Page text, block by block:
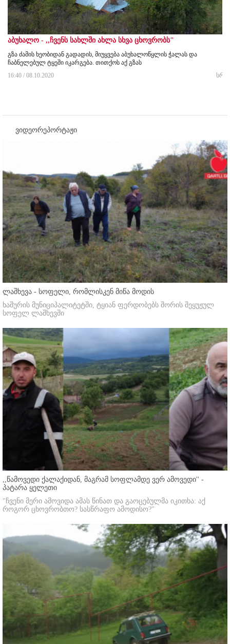
აბუხალო - ,,ჩვენს სახლში ახლა სხვა ცხოვრობს"
გზა ძამის ხეობიდან გადადის, მიუყვება აბუხალოწყლის ჭალას და
ჩაბნელებულ ტყეში იკარგება. თითქოს აქ გზას
16:40 / 08.10.2020
ვიდეორეპორტაჟი
ლაშხევა - სოფელი, რომლისკენ მიწა მოდის
ხაშურის მუნიციპალიტეტში, ტყიან ფერდობებს შორის შეყუჟულ
სოფელ ლაშხევში
,,წამოვედი ქალაქიდან, მაგრამ სოფლამდე ვერ ამოვედი'' -
პატარა ყელეთი
"ჩვენი მერი ამოვიდა ამას წინათ და გაოცებულმა იკითხა: აქ
როგორ ცხოვრობთო? სასწრაფო ამოდისო?"